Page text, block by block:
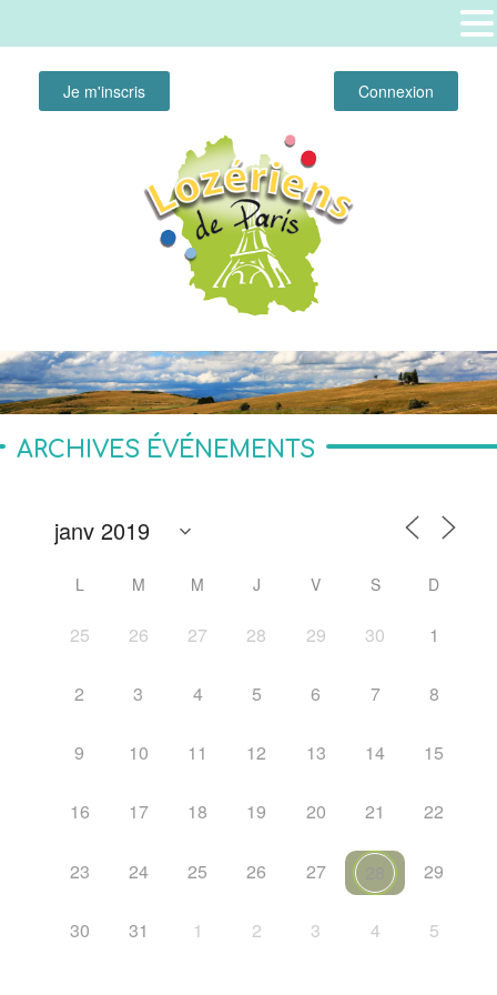
Connexion
Je m'inscris
ARCHIVES ÉVÉNEMENTS
L M M J V S D
25 26 27 28 29 30 1
2 3 4 5 6 7 8
9 10 11 12 13 14 15
16 17 18 19 20 21 22
23 24 25 26 27 29
30 31 1 2 3 4 5